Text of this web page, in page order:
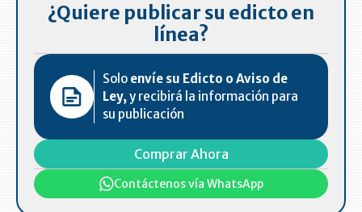
¿Quiere publicar su edicto en
línea?
Solo envíe su Edicto o Aviso de
Ley,y recibirá la información para
su publicación
Comprar Ahora
Contáctenos vía WhatsApp